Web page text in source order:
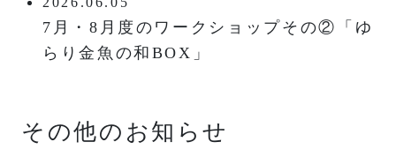
7月・8月度のワークショップその②「ゆ
らり金魚の和BOX」
その他のお知らせ